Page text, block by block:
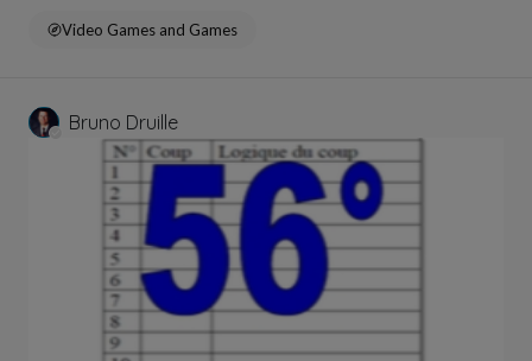
Video Games and Games
Bruno Druille